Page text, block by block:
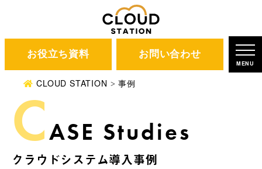
お役立ち資料 お問い合わせ
MENU
CLOUD STATION 事例
CASE Studies
クラウドシステム導入事例